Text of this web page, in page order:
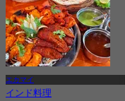
エカマイ
インド料理